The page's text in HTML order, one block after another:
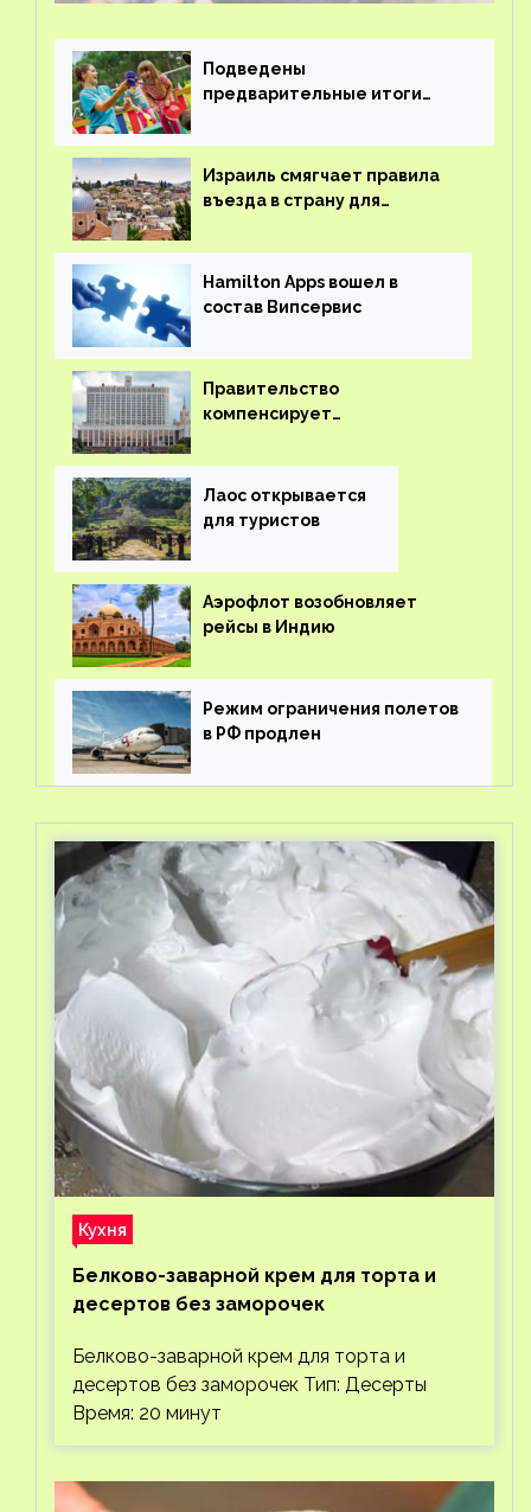
Подведены
предварительные итоги
Израиль смягчает правила
въезда в страну для
Hamilton Apps вошел в
состав Випсервис
Правительство
компенсирует
вывоз россиян из-за рубежа
Лаос открывается
для туристов
Аэрофлот возобновляет
рейсы в Индию
Режим ограничения полетов
в РФ продлен
Кухня
Белково-заварной крем для торта и
десертов без заморочек
Белково-заварной крем для торта и
десертов без заморочек Тип: Десерты
Время: 20 минут